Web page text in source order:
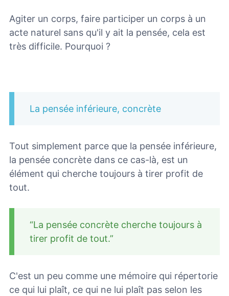
Agiter un corps, faire participer un corps à un
acte naturel sans qu'il y ait la pensée, cela est
très difficile. Pourquoi ?
La pensée inférieure, concrète
Tout simplement parce que la pensée inférieure,
la pensée concrète dans ce cas-là, est un
élément qui cherche toujours à tirer profit de
tout.
“La pensée concrète cherche toujours à
tirer profit de tout.”
C'est un peu comme une mémoire qui répertorie
ce qui lui plaît, ce qui ne lui plaît pas selon les